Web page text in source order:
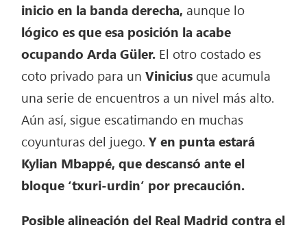
inicio en la banda derecha,aunque lo
lógico es que esa posición la acabe
ocupando Arda Güler. El otro costado es
coto privado para unVinicius que acumula
una serie de encuentros a un nivel más alto.
Aún así, sigue escatimando en muchas
coyunturas del juego.Y en punta estará
Kylian Mbappé, que descansó ante el
bloque ‘txuri-urdin’ por precaución.
Posible alineación del Real Madrid contra el